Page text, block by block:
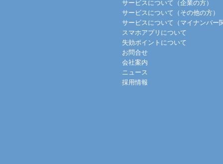
サービスについて（企業の方）
サービスについて（その他の方）
サービスについて（マイナンバー
スマホアプリについて
失効ポイントについて
お問合せ
会社案内
ニュース
採用情報